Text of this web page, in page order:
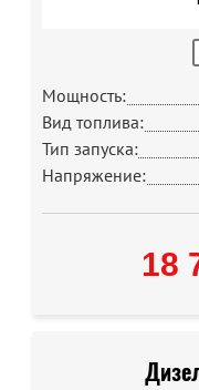
Мощность:
Вид топлива:
Тип запуска:
Напряжение:
18